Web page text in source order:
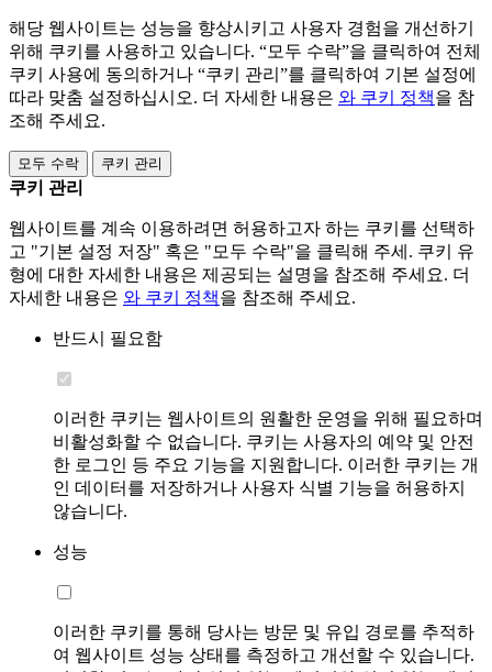
해당 웹사이트는 성능을 향상시키고 사용자 경험을 개선하기
위해 쿠키를 사용하고 있습니다. “모두 수락”을 클릭하여 전체
쿠키 사용에 동의하거나 “쿠키 관리”를 클릭하여 기본 설정에
따라 맞춤 설정하십시오. 더 자세한 내용은 와 쿠키 정책을 참
조해 주세요.
모두 수락 쿠키 관리
쿠키 관리
웹사이트를 계속 이용하려면 허용하고자 하는 쿠키를 선택하
고 "기본 설정 저장" 혹은 "모두 수락"을 클릭해 주세. 쿠키 유
형에 대한 자세한 내용은 제공되는 설명을 참조해 주세요. 더
자세한 내용은 와 쿠키 정책을 참조해 주세요.
반드시 필요함
이러한 쿠키는 웹사이트의 원활한 운영을 위해 필요하며
비활성화할 수 없습니다. 쿠키는 사용자의 예약 및 안전
한 로그인 등 주요 기능을 지원합니다. 이러한 쿠키는 개
인 데이터를 저장하거나 사용자 식별 기능을 허용하지
않습니다.
성능
이러한 쿠키를 통해 당사는 방문 및 유입 경로를 추적하
여 웹사이트 성능 상태를 측정하고 개선할 수 있습니다.